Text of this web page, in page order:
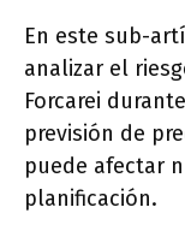
En este sub-
analizar el
Forcarei
previsión de
puede afectar
planificación.